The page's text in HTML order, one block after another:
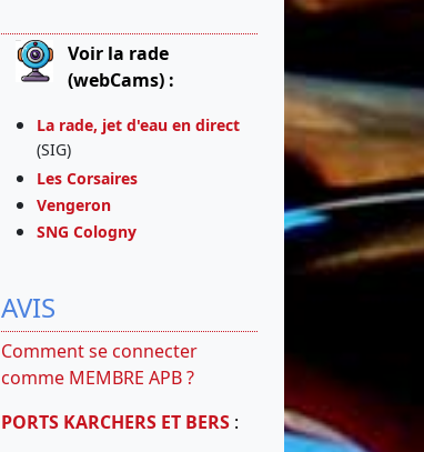
Voir la rade
(webCams) :
La rade, jet d'eau en direct
(SIG)
Les Corsaires
Vengeron
SNG Cologny
AVIS
Comment se connecter
comme MEMBRE APB ?
PORTS KARCHERS ET BERS :